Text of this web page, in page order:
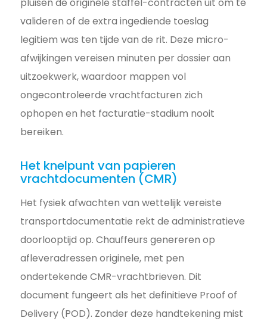
valideren of de extra ingediende toeslag
legitiem was ten tijde van de rit. Deze micro-
afwijkingen vereisen minuten per dossier aan
uitzoekwerk, waardoor mappen vol
ongecontroleerde vrachtfacturen zich
ophopen en het facturatie-stadium nooit
bereiken.
Het knelpunt van papieren
vrachtdocumenten (CMR)
Het fysiek afwachten van wettelijk vereiste
transportdocumentatie rekt de administratieve
doorlooptijd op. Chauffeurs genereren op
afleveradressen originele, met pen
ondertekende CMR-vrachtbrieven. Dit
document fungeert als het definitieve Proof of
Delivery (POD). Zonder deze handtekening mist